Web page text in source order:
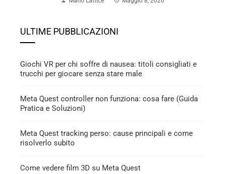
ULTIME PUBBLICAZIONI
Giochi VR per chi soffre di nausea: titoli consigliati e
trucchi per giocare senza stare male
Meta Quest controller non funziona: cosa fare (Guida
Pratica e Soluzioni)
Meta Quest tracking perso: cause principali e come
risolverlo subito
Come vedere film 3D su Meta Quest